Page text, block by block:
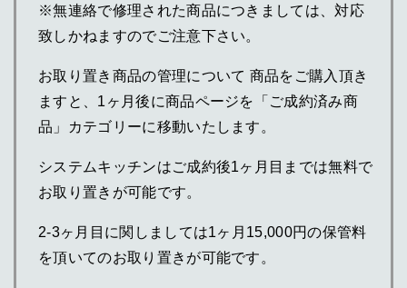
※無連絡で修理された商品につきましては、対応
致しかねますのでご注意下さい。
お取り置き商品の管理について 商品をご購入頂き
ますと、1ヶ月後に商品ページを「ご成約済み商
品」カテゴリーに移動いたします。
システムキッチンはご成約後1ヶ月目までは無料で
お取り置きが可能です。
2-3ヶ月目に関しましては1ヶ月15,000円の保管料
を頂いてのお取り置きが可能です。